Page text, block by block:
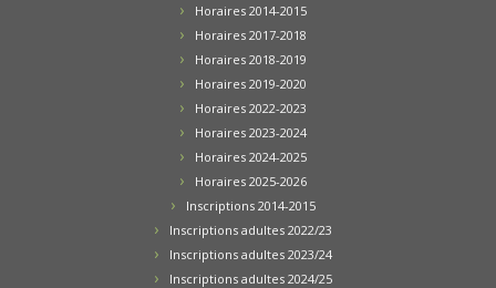
Horaires 2014-2015
Horaires 2017-2018
Horaires 2018-2019
Horaires 2019-2020
Horaires 2022-2023
Horaires 2023-2024
Horaires 2024-2025
Horaires 2025-2026
Inscriptions 2014-2015
Inscriptions adultes 2022/23
Inscriptions adultes 2023/24
Inscriptions adultes 2024/25